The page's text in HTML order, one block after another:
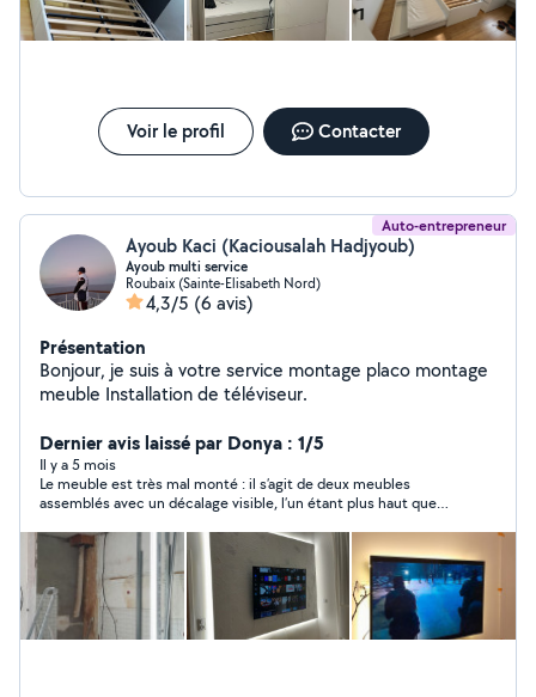
Voir le profil Contacter
Auto-entrepreneur
Ayoub Kaci (Kaciousalah Hadjyoub)
Ayoub multi service
Roubaix (Sainte-Elisabeth Nord)
4,3/5 (6 avis)
Présentation
Bonjour, je suis à votre service montage placo montage
meuble Installation de téléviseur.
Dernier avis laissé par Donya : 1/5
Il y a 5 mois
Le meuble est très mal monté : il s’agit de deux meubles
assemblés avec un décalage visible, l’un étant plus haut que
problème venait de mon mur qui ne serait pas droit. Or, dès le
lendemain, un autre intervenant m’a confirmé que mon mur
était parfaitement droit et que le problème venait uniquement
de la pose. Je vous ai recontacté pour que vous reveniez
corriger votre travail, ce qui est normal vu que la prestation a
été payée pour une somme de 100 euros . Vous m’avez indiqué